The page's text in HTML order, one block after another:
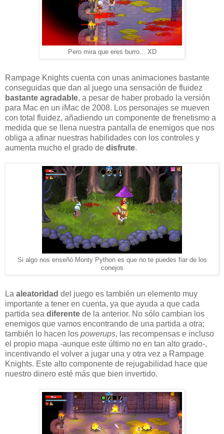
Pero mira que eres burro... XD
Rampage Knights cuenta con unas animaciones bastante
conseguidas que dan al juego una sensación de fluidez
bastante agradable, a pesar de haber probado la versión
para Mac en un iMac de 2008. Los personajes se mueven
con total fluidez, añadiendo un componente de frenetismo a
medida que se llena nuestra pantalla de enemigos que nos
obliga a afinar nuestras habilidades con los controles y
aumenta mucho el grado de disfrute.
Si algo nos enseñó Monty Python es que no te puedes fiar de los
conejos
La aleatoridad del juego es también un elemento muy
importante a tener en cuenta, ya que ayuda a que cada
partida sea diferente de la anterior. No sólo cambian los
enemigos que vamos encontrando de una partida a otra;
también lo hacen los powerups, las recompensas e incluso
el propio mapa -aunque este último no en tan alto grado-,
incentivando el volver a jugar una y otra vez a Rampage
Knights. Este alto componente de rejugabilidad hace que
nuestro dinero esté más que bien invertido.